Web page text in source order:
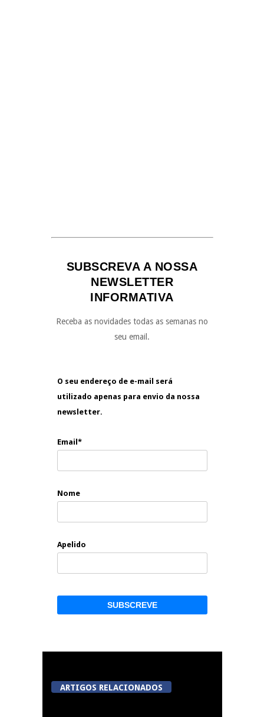
SUBSCREVA A NOSSA
NEWSLETTER
INFORMATIVA
Receba as novidades todas as semanas no
seu email.
O seu endereço de e-mail será
utilizado apenas para envio da nossa
newsletter.
Email*
Nome
Apelido
ARTIGOS RELACIONADOS